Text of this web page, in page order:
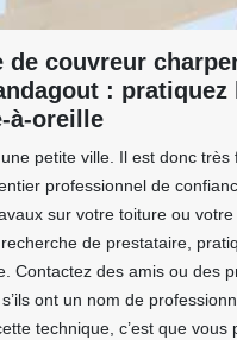
de couvreur
: pratiquez
à-oreille
petite ville. Il est donc très
professionnel de
sur votre toiture ou
de prestataire,
Contactez des amis ou des
ont un nom de
technique, c’est que